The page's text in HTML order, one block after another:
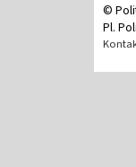
©
Pl.